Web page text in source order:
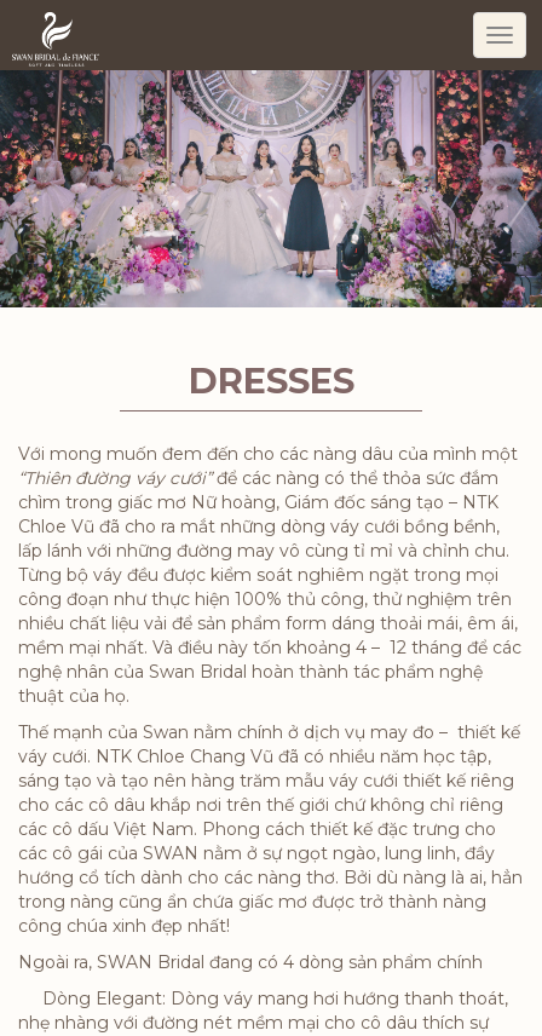
DRESSES
Với mong muốn đem đến cho các nàng dâu của mình một
“Thiên đường váy cưới”để các nàng có thể thỏa sức đắm
chìm trong giấc mơ Nữ hoàng, Giám đốc sáng tạo – NTK
Chloe Vũ đã cho ra mắt những dòng váy cưới bồng bềnh,
lấp lánh với những đường may vô cùng tỉ mỉ và chỉnh chu.
Từng bộ váy đều được kiểm soát nghiêm ngặt trong mọi
công đoạn như thực hiện 100% thủ công, thử nghiệm trên
nhiều chất liệu vải để sản phẩm form dáng thoải mái, êm ái,
mềm mại nhất. Và điều này tốn khoảng 4 – 12 tháng để các
nghệ nhân của Swan Bridal hoàn thành tác phẩm nghệ
thuật của họ.
Thế mạnh của Swan nằm chính ở dịch vụ may đo – thiết kế
váy cưới. NTK Chloe Chang Vũ đã có nhiều năm học tập,
sáng tạo và tạo nên hàng trăm mẫu váy cưới thiết kế riêng
cho các cô dâu khắp nơi trên thế giới chứ không chỉ riêng
các cô dấu Việt Nam. Phong cách thiết kế đặc trưng cho
các cô gái của SWAN nằm ở sự ngọt ngào, lung linh, đầy
hướng cổ tích dành cho các nàng thơ. Bởi dù nàng là ai, hẳn
trong nàng cũng ẩn chứa giấc mơ được trở thành nàng
công chúa xinh đẹp nhất!
Ngoài ra, SWAN Bridal đang có 4 dòng sản phẩm chính
Dòng Elegant: Dòng váy mang hơi hướng thanh thoát,
nhẹ nhàng với đường nét mềm mại cho cô dâu thích sự